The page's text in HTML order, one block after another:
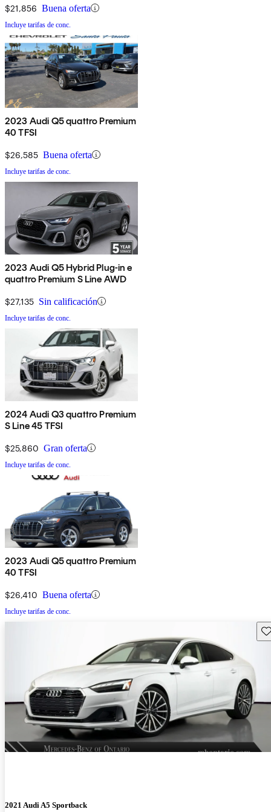
$21,856 Buena oferta
Incluye tarifas de conc.
2023 Audi Q5 quattro Premium
40 TFSI
$26,585 Buena oferta
Incluye tarifas de conc.
2023 Audi Q5 Hybrid Plug-in e
quattro Premium S Line AWD
$27,135 Sin calificación
Incluye tarifas de conc.
2024 Audi Q3 quattro Premium
S Line 45 TFSI
$25,860 Gran oferta
Incluye tarifas de conc.
2023 Audi Q5 quattro Premium
40 TFSI
$26,410 Buena oferta
Incluye tarifas de conc.
2021 Audi A5 Sportback